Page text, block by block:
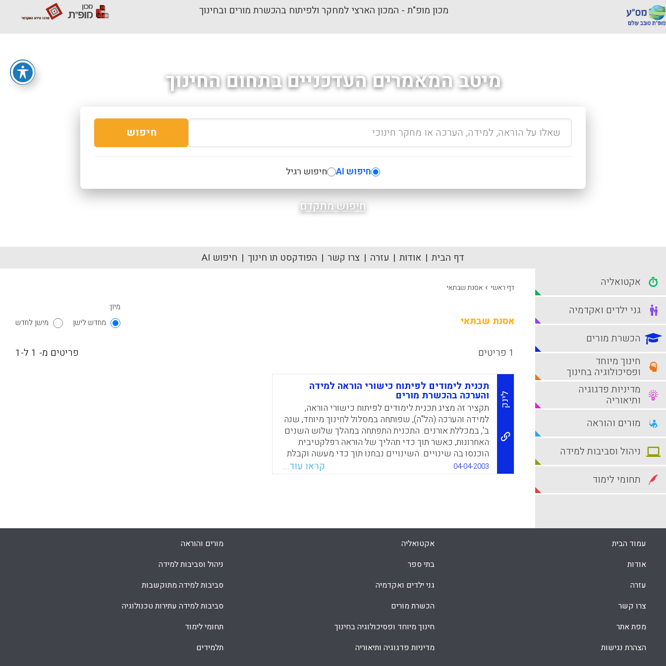
מכון מופ"ת - המכון הארצי למחקר ולפיתוח בהכשרת מורים ובחינוך
מיטב המאמרים העדכניים בתחום החינוך
חיפוש
חיפוש AI חיפוש רגיל
חיפוש מתקדם
דף הבית אודות עזרה צרו קשר הפודקסט תו חינוך חיפוש AI
דף ראשי › אסנת שבתאי
אסנת שבתאי
מיון:
מחדש לישן
מישן לחדש
1 פריטים פריטים מ- 1 ל-1
לינק
תכנית לימודים לפיתוח כישורי הוראה למידה
והערכה בהכשרת מורים
תקציר זה מציג תכנית לימודים לפיתוח כישורי הוראה,
למידה והערכה (הל"ה), שפותחה במסלול לחינוך מיוחד, שנה
ב', במכללת אורנים. התכנית התפתחה במהלך שלוש השנים
האחרונות, כאשר תוך כדי תהליך של הוראה רפלקטיבית
הוכנסו בה שינויים. השינויים נבחנו תוך כדי מעשה וקבלת
משוב מן הסטודנטים, ולאור התוצאות הוכנסו שינויים
נוספים (חיי בן דוד, ציפי ברוך, אסנת שבתאי, זיווה שגיא)
04-04-2003 קראו עוד...
אקטואליה
גני ילדים ואקדמיה
הכשרת מורים
חינוך מיוחד
ופסיכולוגיה בחינוך
מדיניות פדגוגיה
ותיאוריה
מורים והוראה
ניהול וסביבות למידה
תחומי לימוד
עמוד הבית
אודות
עזרה
צרו קשר
מפת אתר
הצהרת נגישות
אקטואליה
בתי ספר
גני ילדים ואקדמיה
הכשרת מורים
חינוך מיוחד ופסיכולוגיה בחינוך
מדיניות פדגוגיה ותיאוריה
מורים והוראה
ניהול וסביבות למידה
סביבות למידה מתוקשבות
סביבות למידה עתירות טכנולוגיה
תחומי לימוד
תלמידים